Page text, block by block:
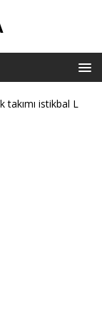
takımı istikbal L